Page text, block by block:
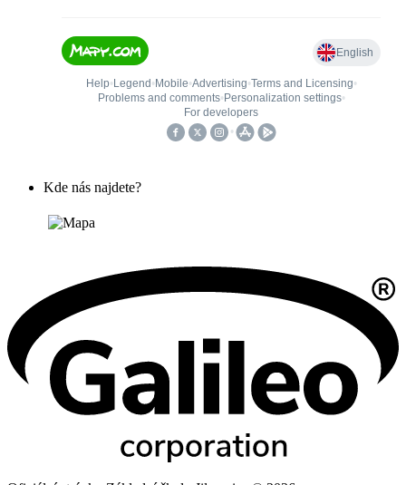
Kde nás najdete?